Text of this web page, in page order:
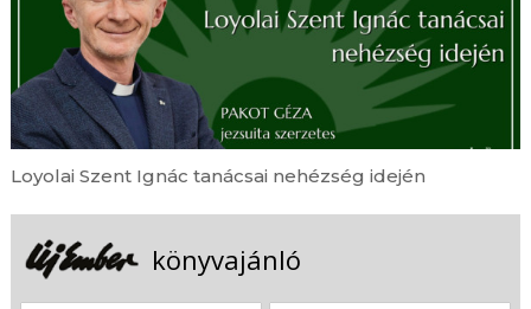
Loyolai Szent Ignác tanácsai nehézség idején
könyvajánló